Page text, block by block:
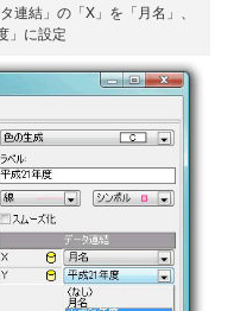
連結」の「X」を「月名」、
」に設定